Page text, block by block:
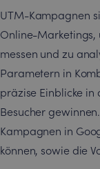
UTM-Kampagnen
Online-Marketings,
messen und zu
Parametern in
präzise Einblicke in
Besucher
Kampagnen in
können, sowie die